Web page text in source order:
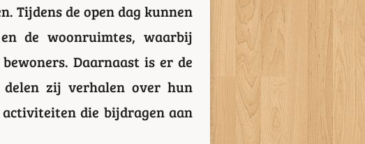
Tijdens de open dag kunnen
de woonruimtes, waarbij
Daarnaast is er de
zij verhalen over hun
activiteiten die bijdragen aan